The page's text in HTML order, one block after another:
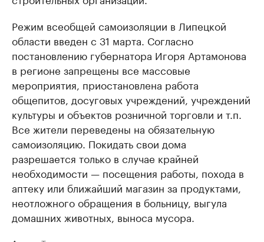
Режим всеобщей самоизоляции в Липецкой
области введен с 31 марта. Согласно
постановлению губернатора Игоря Артамонова
в регионе запрещены все массовые
мероприятия, приостановлена работа
общепитов, досуговых учреждений, учреждений
культуры и объектов розничной торговли и т.п.
Все жители переведены на обязательную
самоизоляцию. Покидать свои дома
разрешается только в случае крайней
необходимости — посещения работы, похода в
аптеку или ближайший магазин за продуктами,
неотложного обращения в больницу, выгула
домашних животных, выноса мусора.